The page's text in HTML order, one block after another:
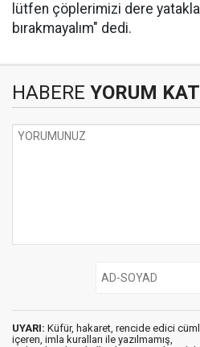
lütfen çöplerimizi dere
bırakmayalım" dedi.
HABERE YORUM KAT
UYARI: Küfür, hakaret, rencide edici
içeren, imla kuralları ile yazılmamış,